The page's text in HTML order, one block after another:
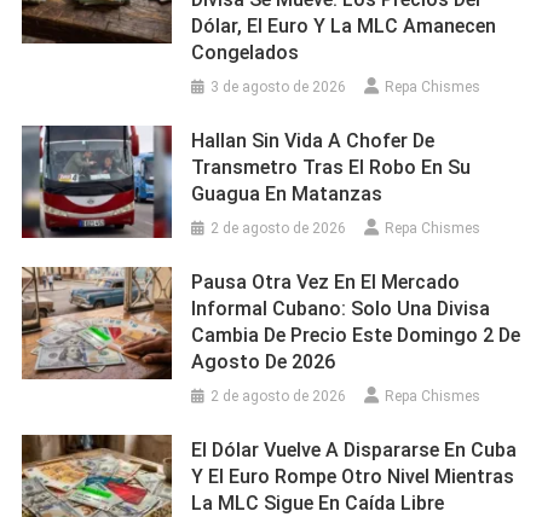
Dólar, El Euro Y La MLC Amanecen
Congelados
3 de agosto de 2026 Repa Chismes
Hallan Sin Vida A Chofer De
Transmetro Tras El Robo En Su
Guagua En Matanzas
2 de agosto de 2026 Repa Chismes
Pausa Otra Vez En El Mercado
Informal Cubano: Solo Una Divisa
Cambia De Precio Este Domingo 2 De
Agosto De 2026
2 de agosto de 2026 Repa Chismes
El Dólar Vuelve A Dispararse En Cuba
Y El Euro Rompe Otro Nivel Mientras
La MLC Sigue En Caída Libre